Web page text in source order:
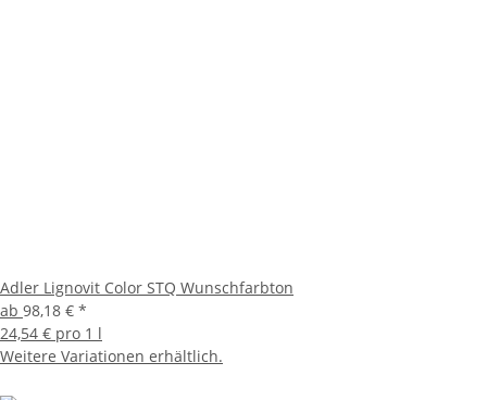
Adler Lignovit Color STQ Wunschfarbton
ab 98,18 € *
24,54 € pro 1 l
Weitere Variationen erhältlich.